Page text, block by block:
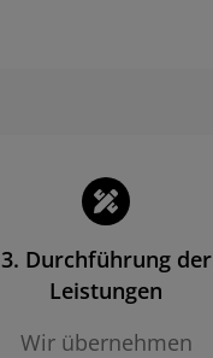
3. Durchführung der
Leistungen
Wir übernehmen